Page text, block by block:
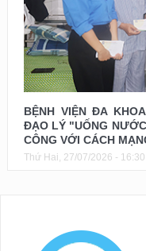
BỆNH VIỆN ĐA
ĐẠO LÝ "UỐNG
CÔNG VỚI CÁCH
Thứ Hai, 27/07/2026 - 16:30